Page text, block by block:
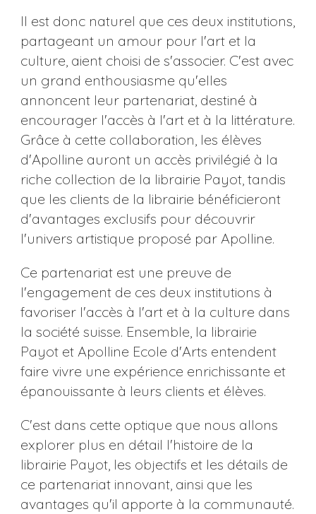
Il est donc naturel que ces deux institutions,
partageant un amour pour l'art et la
culture, aient choisi de s'associer. C'est avec
un grand enthousiasme qu'elles
annoncent leur partenariat, destiné à
encourager l'accès à l'art et à la littérature.
Grâce à cette collaboration, les élèves
d'Apolline auront un accès privilégié à la
riche collection de la librairie Payot, tandis
que les clients de la librairie bénéficieront
d'avantages exclusifs pour découvrir
l'univers artistique proposé par Apolline.
Ce partenariat est une preuve de
l'engagement de ces deux institutions à
favoriser l'accès à l'art et à la culture dans
la société suisse. Ensemble, la librairie
Payot et Apolline Ecole d'Arts entendent
faire vivre une expérience enrichissante et
épanouissante à leurs clients et élèves.
C'est dans cette optique que nous allons
explorer plus en détail l'histoire de la
librairie Payot, les objectifs et les détails de
ce partenariat innovant, ainsi que les
avantages qu'il apporte à la communauté.